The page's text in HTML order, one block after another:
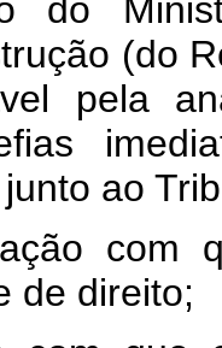
do
(do
pela
ao
com
de direito;